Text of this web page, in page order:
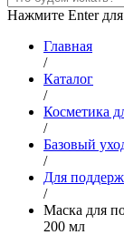
Нажмите Enter
Главная
/
Каталог
/
Косметика
/
Базовый
/
Для
/
Маска для
200 мл